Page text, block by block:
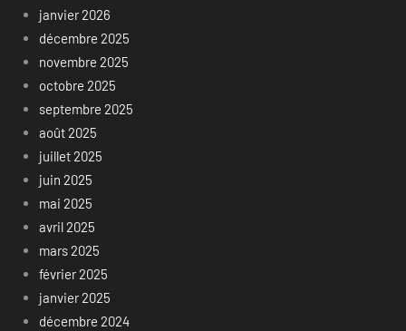
janvier 2026
décembre 2025
novembre 2025
octobre 2025
septembre 2025
août 2025
juillet 2025
juin 2025
mai 2025
avril 2025
mars 2025
février 2025
janvier 2025
décembre 2024